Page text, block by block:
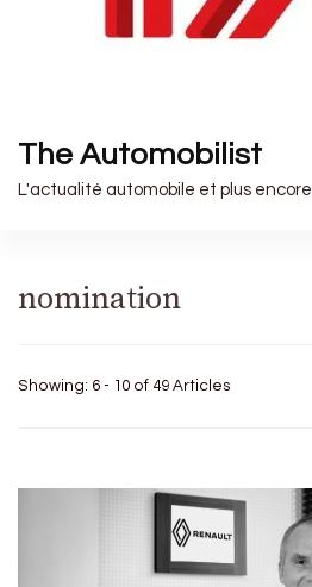
The Automobilist
L'actualité automobile et plus encore
nomination
Showing: 6 - 10 of 49 Articles